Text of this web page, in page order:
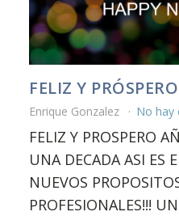
FELIZ Y
Enrique Gonzalez No hay
FELIZ Y PROSPERO
UNA DECADA ASI ES
NUEVOS
PROFESIONALES!!!